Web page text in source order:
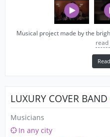
Musical project made by the
read
LUXURY COVER BAND
Musicians
In any city